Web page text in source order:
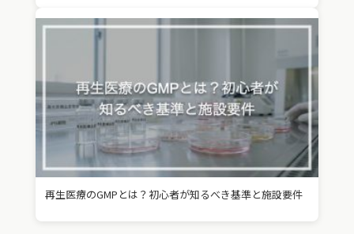
再生医療のGMPとは？初心者が知るべき基準と施設要件